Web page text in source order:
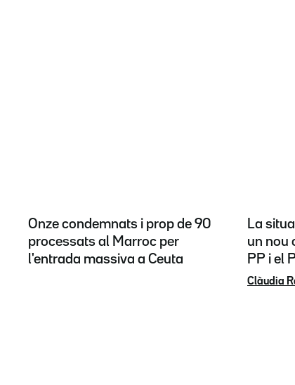
Onze condemnats i prop de 90
processats al Marroc per
l'entrada massiva a Ceuta
La
un nou
PP i el
Clàudia